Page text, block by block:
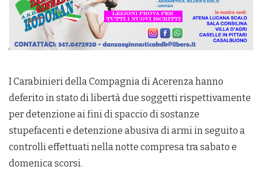
I Carabinieri della Compagnia di Acerenza hanno
deferito in stato di libertà due soggetti rispettivamente
per detenzione ai fini di spaccio di sostanze
stupefacenti e detenzione abusiva di armi in seguito a
controlli effettuati nella notte compresa tra sabato e
domenica scorsi.